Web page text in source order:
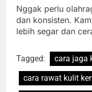
Nggak perlu
dan konsisten.
lebih segar dan
Tagged:
cara jaga
cara rawat kulit